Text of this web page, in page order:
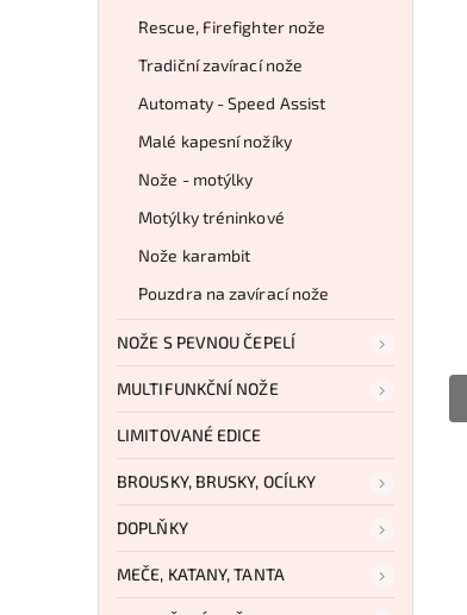
Rescue, Firefighter nože
Tradiční zavírací nože
Automaty - Speed Assist
Malé kapesní nožíky
Nože - motýlky
Motýlky tréninkové
Nože karambit
Pouzdra na zavírací nože
NOŽE S PEVNOU ČEPELÍ
MULTIFUNKČNÍ NOŽE
LIMITOVANÉ EDICE
BROUSKY, BRUSKY, OCÍLKY
DOPLŇKY
MEČE, KATANY, TANTA